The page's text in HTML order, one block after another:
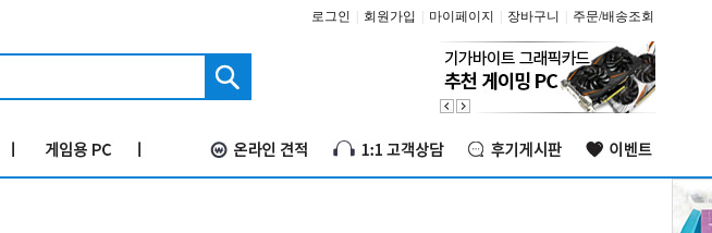
로그인 회원가입 마이페이지 장바구니 주문/배송조회